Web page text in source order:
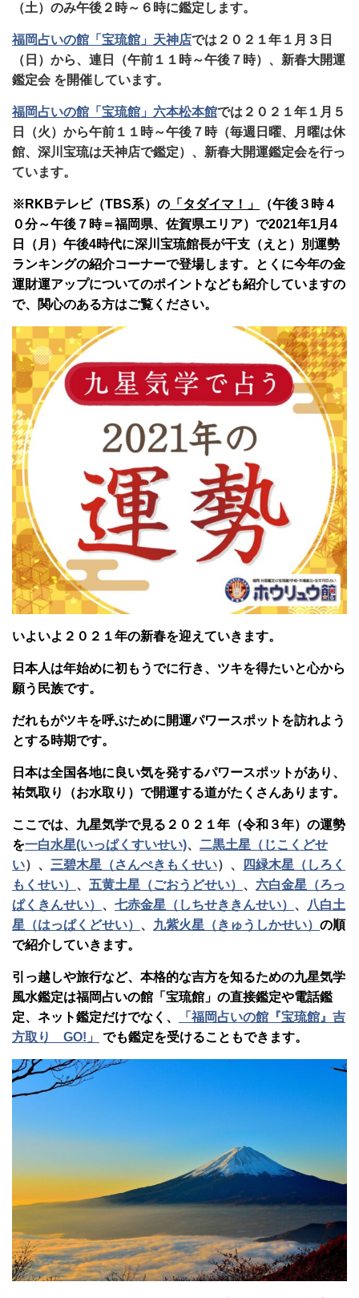
（土）のみ午後２時～６時に鑑定します。
福岡占いの館「宝琉館」天神店では２０２１年１月３日
（日）から、連日（午前１１時～午後７時）、新春大開運
鑑定会 を開催しています。
福岡占いの館「宝琉館」六本松本館では２０２１年１月５
日（火）から午前１１時～午後７時（毎週日曜、月曜は休
館、深川宝琉は天神店で鑑定）、新春大開運鑑定会を行っ
ています。
※RKBテレビ（TBS系）の 「タダイマ！」
（午後３時４
０分～午後７時＝福岡県、佐賀県エリア）で2021年1月4
日（月）午後4時代に深川宝琉館長が干支（えと）別運勢
ランキングの紹介コーナーで登場します。とくに今年の金
運財運アップについてのポイントなども紹介していますの
で、関心のある方はご覧ください。
いよいよ２０２１年の新春を迎えていきます。
日本人は年始めに初もうでに行き、ツキを得たいと心から
願う民族です。
だれもがツキを呼ぶために開運パワースポットを訪れよう
とする時期です。
日本は全国各地に良い気を発するパワースポットがあり、
祐気取り（お水取り）で開運する道がたくさんあります。
ここでは、九星気学で見る２０２１年（令和３年）の運勢
を一白水星(いっぱくすいせい)、 二黒土星（じこくどせ
い）、 三碧木星（さんぺきもくせい）、
四緑木星（しろく
もくせい） 、 五黄土星（ごおうどせい） 、 六白金星（ろっ
ぱくきんせい） 、 七赤金星（しちせききんせい） 、
八白土
星（はっぱくどせい） 、 九紫火星（きゅうしかせい） の順
で紹介していきます。
引っ越しや旅行など、本格的な吉方を知るための九星気学
風水鑑定は福岡占いの館「宝琉館」の直接鑑定や電話鑑
定、ネット鑑定だけでなく、
「福岡占いの館『宝琉館』吉
方取り GO!」
でも鑑定を受けることもできます。